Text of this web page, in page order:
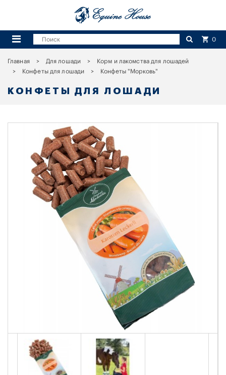
0
Главная Для лошади
Корм и лакомства для лошадей
Конфеты для лошади
Конфеты "Морковь"
КОНФЕТЫ ДЛЯ ЛОШАДИ